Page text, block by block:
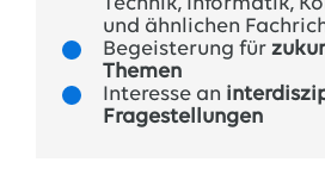
und ähnlichen
Begeisterung für
Themen
Interesse an
Fragestellungen